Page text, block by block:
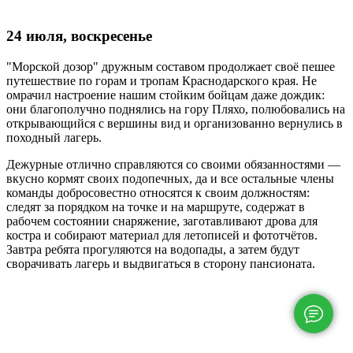
24 июля, воскресенье
"Морской дозор" дружным составом продолжает своё пешее
путешествие по горам и тропам Краснодарского края. Не
омрачил настроение нашим стойким бойцам даже дождик:
они благополучно поднялись на гору Пляхо, полюбовались на
открывающийся с вершины вид и организованно вернулись в
походный лагерь.
Дежурные отлично справляются со своими обязанностями —
вкусно кормят своих подопечных, да и все остальные члены
команды добросовестно относятся к своим должностям:
следят за порядком на точке и на маршруте, содержат в
рабочем состоянии снаряжение, заготавливают дрова для
костра и собирают материал для летописей и фототчётов.
Завтра ребята прогуляются на водопады, а затем будут
сворачивать лагерь и выдвигаться в сторону пансионата.